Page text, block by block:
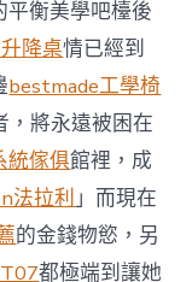
內
設
計
過
往
半
年
總
買
賣
額
平衡美學吧檯後
降桌情已經到
bestmade工學椅
，將永遠被困在
統傢俱館裡，成
法拉利」而現在
的金錢物慾，另
都極端到讓她